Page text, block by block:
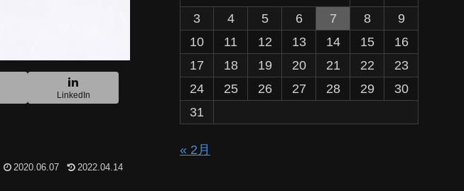
LinkedIn
2020.06.07 2022.04.14
3
4 5 6 7 8
9
10
11 12 13 14 15
16
17
18 19 20 21 22
23
24
25 26 27 28 29
30
31
« 2月